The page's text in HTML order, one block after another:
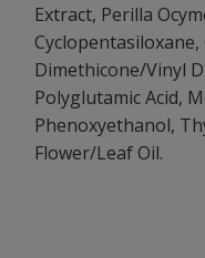
Extract, Perilla
Cyclopentasiloxane,
Dimethicone/Vinyl
Polyglutamic Acid,
Phenoxyethanol,
Flower/Leaf Oil.